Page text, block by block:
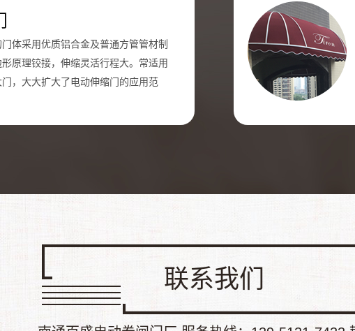
体采用优质铝合金及普通方管管材制
原理铰接，伸缩灵活行程大。常适用
，大大扩大了电动伸缩门的应用范
联系我们